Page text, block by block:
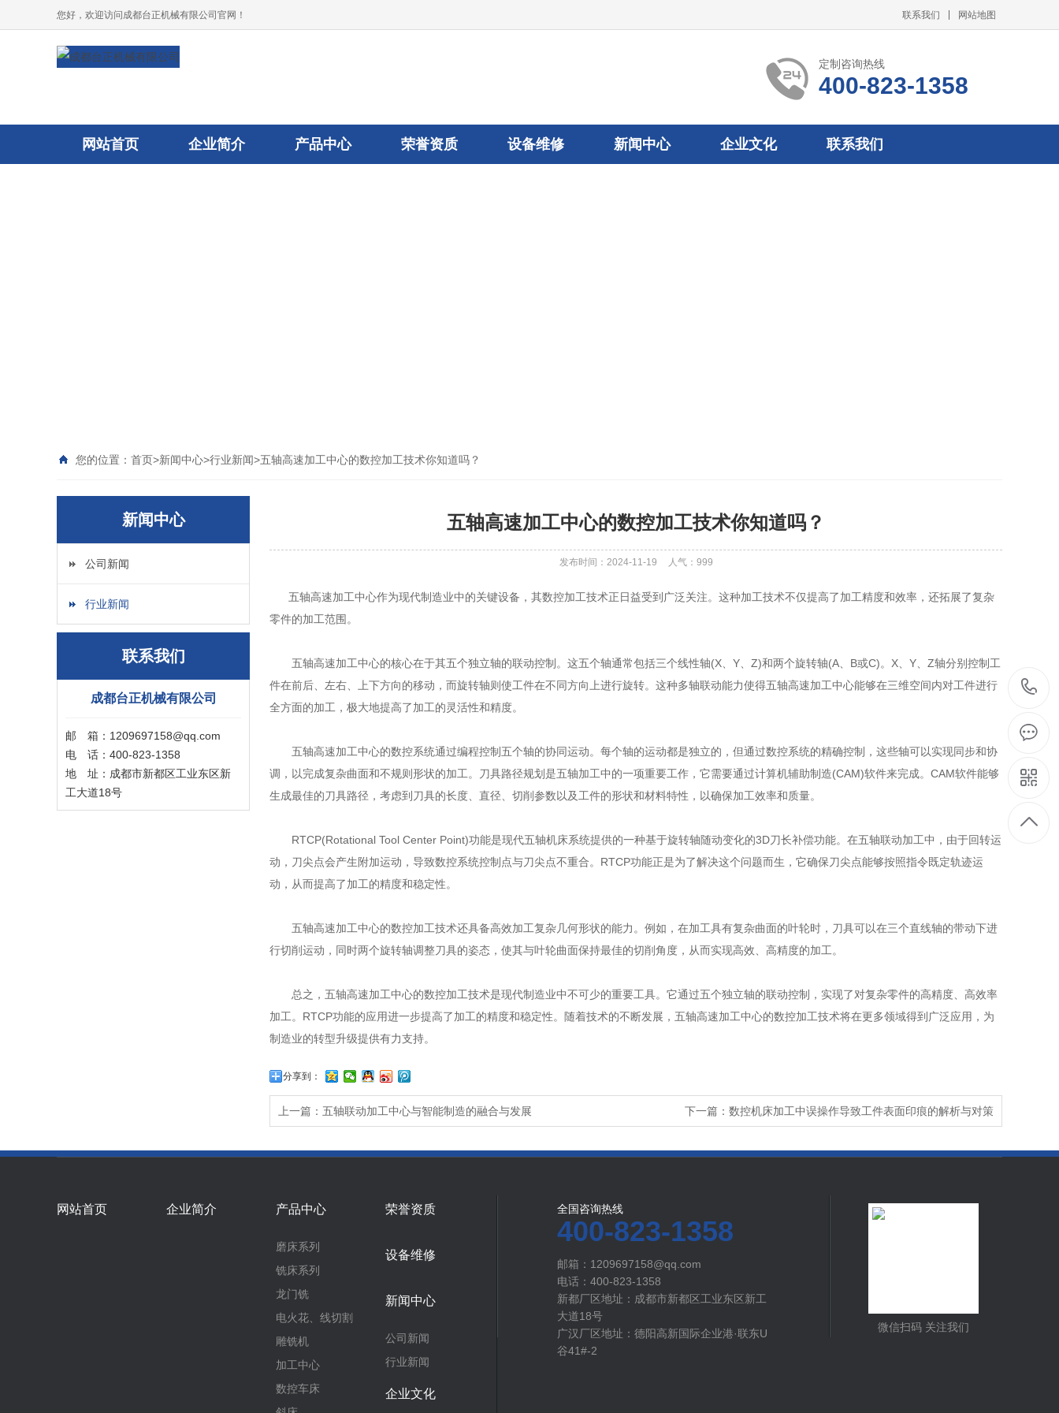
您好，欢迎访问成都台正机械有限公司官网！ 联系我们 网站地图
定制咨询热线
400-823-1358
网站首页 企业简介 产品中心 荣誉资质 设备维修 新闻中心 企业文化 联系我们
您的位置： 首页>新闻中心>行业新闻>五轴高速加工中心的数控加工技术你知道吗？
新闻中心
公司新闻
行业新闻
联系我们
成都台正机械有限公司
邮 箱：1209697158@qq.com
电 话：400-823-1358
地 址：成都市新都区工业东区新
工大道18号
五轴高速加工中心的数控加工技术你知道吗？
发布时间：2024-11-19 人气： 999
五轴高速加工中心作为现代制造业中的关键设备，其数控加工技术正日益受到广泛关注。这种加工技术不仅提高了加工精度和效率，还拓展了复杂
零件的加工范围。
五轴高速加工中心的核心在于其五个独立轴的联动控制。这五个轴通常包括三个线性轴(X、Y、Z)和两个旋转轴(A、B或C)。X、Y、Z轴分别控制工
件在前后、左右、上下方向的移动，而旋转轴则使工件在不同方向上进行旋转。这种多轴联动能力使得五轴高速加工中心能够在三维空间内对工件进行
全方面的加工，极大地提高了加工的灵活性和精度。
五轴高速加工中心的数控系统通过编程控制五个轴的协同运动。每个轴的运动都是独立的，但通过数控系统的精确控制，这些轴可以实现同步和协
调，以完成复杂曲面和不规则形状的加工。刀具路径规划是五轴加工中的一项重要工作，它需要通过计算机辅助制造(CAM)软件来完成。CAM软件能够
生成最佳的刀具路径，考虑到刀具的长度、直径、切削参数以及工件的形状和材料特性，以确保加工效率和质量。
RTCP(Rotational Tool Center Point)功能是现代五轴机床系统提供的一种基于旋转轴随动变化的3D刀长补偿功能。在五轴联动加工中，由于回转运
动，刀尖点会产生附加运动，导致数控系统控制点与刀尖点不重合。RTCP功能正是为了解决这个问题而生，它确保刀尖点能够按照指令既定轨迹运
动，从而提高了加工的精度和稳定性。
五轴高速加工中心的数控加工技术还具备高效加工复杂几何形状的能力。例如，在加工具有复杂曲面的叶轮时，刀具可以在三个直线轴的带动下进
行切削运动，同时两个旋转轴调整刀具的姿态，使其与叶轮曲面保持最佳的切削角度，从而实现高效、高精度的加工。
总之，五轴高速加工中心的数控加工技术是现代制造业中不可少的重要工具。它通过五个独立轴的联动控制，实现了对复杂零件的高精度、高效率
加工。RTCP功能的应用进一步提高了加工的精度和稳定性。随着技术的不断发展，五轴高速加工中心的数控加工技术将在更多领域得到广泛应用，为
制造业的转型升级提供有力支持。
分享到：
上一篇：五轴联动加工中心与智能制造的融合与发展 下一篇：数控机床加工中误操作导致工件表面印痕的解析与对策
网站首页 企业简介 产品中心
磨床系列
铣床系列
龙门铣
电火花、线切割
雕铣机
加工中心
数控车床
荣誉资质
设备维修
新闻中心
公司新闻
行业新闻
企业文化
全国咨询热线
400-823-1358
邮箱：1209697158@qq.com
电话：400-823-1358
新都厂区地址：成都市新都区工业东区新工
大道18号
广汉厂区地址：德阳高新国际企业港·联东U
谷41#-2
微信扫码 关注我们